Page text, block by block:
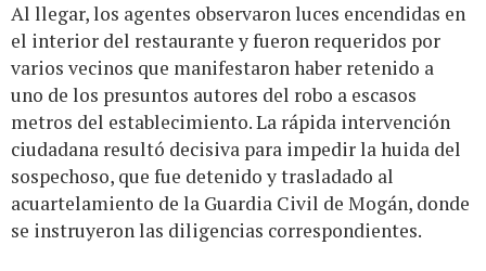
Al llegar, los agentes observaron luces encendidas en
el interior del restaurante y fueron requeridos por
varios vecinos que manifestaron haber retenido a
uno de los presuntos autores del robo a escasos
metros del establecimiento. La rápida intervención
ciudadana resultó decisiva para impedir la huida del
sospechoso, que fue detenido y trasladado al
acuartelamiento de la Guardia Civil de Mogán, donde
se instruyeron las diligencias correspondientes.